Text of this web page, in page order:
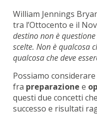
William Jennings
tra l’Ottocento e il
destino non è
scelte. Non è qualcosa
qualcosa che deve
Possiamo
fra preparazione e
questi due concetti
successo e risultati